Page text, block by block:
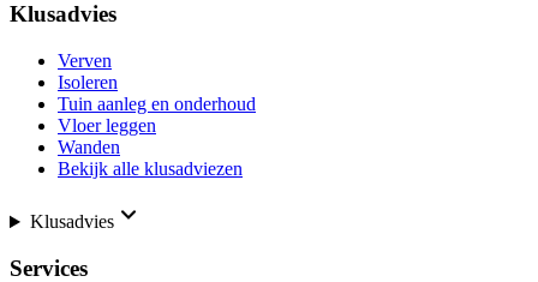
Klusadvies
Verven
Isoleren
Tuin aanleg en onderhoud
Vloer leggen
Wanden
Bekijk alle klusadviezen
Klusadvies
Services